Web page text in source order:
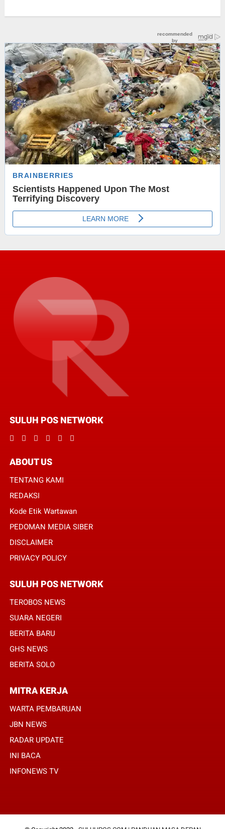
SULUH POS NETWORK
ABOUT US
TENTANG KAMI
REDAKSI
Kode Etik Wartawan
PEDOMAN MEDIA SIBER
DISCLAIMER
PRIVACY POLICY
SULUH POS NETWORK
TEROBOS NEWS
SUARA NEGERI
BERITA BARU
GHS NEWS
BERITA SOLO
MITRA KERJA
WARTA PEMBARUAN
JBN NEWS
RADAR UPDATE
INI BACA
INFONEWS TV